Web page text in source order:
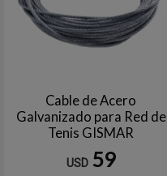
Cable de Acero
Galvanizado para Red de
Tenis GISMAR
USD 59